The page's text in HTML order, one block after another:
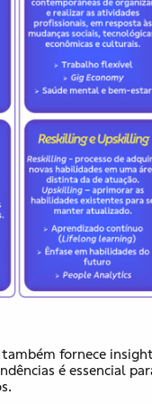
também fornece
é essencial